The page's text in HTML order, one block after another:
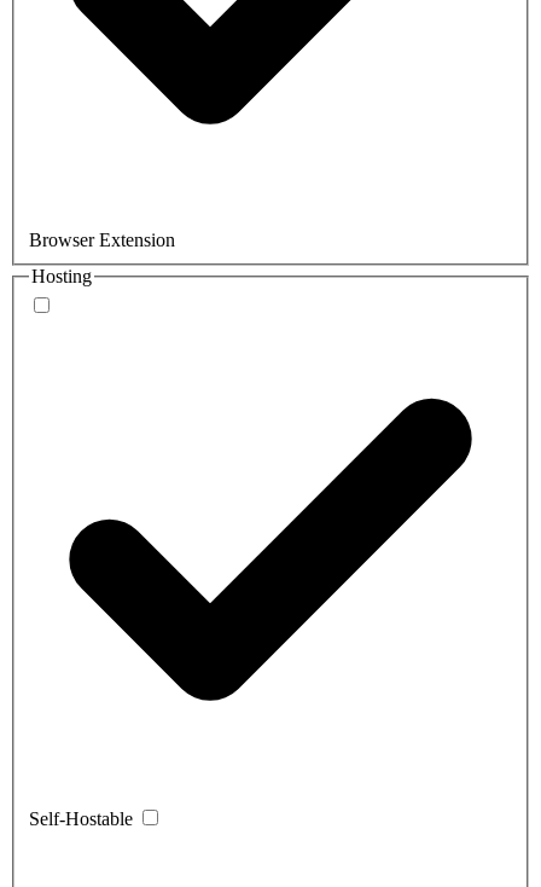
Browser Extension
Hosting
Self-Hostable